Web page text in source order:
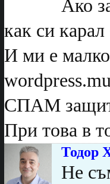
Ако
как си карал
И ми е
СПАМ
При това в
Тодор
Не